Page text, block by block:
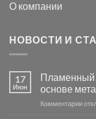
О компании
НОВОСТИ И
17
Июн
Пламенный
основе
Комментариик